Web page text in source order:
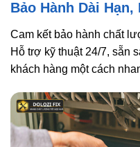
Bảo Hành Dài
Cam kết bảo hành chất
Hỗ trợ kỹ thuật 24/7, sẵn
khách hàng một cách